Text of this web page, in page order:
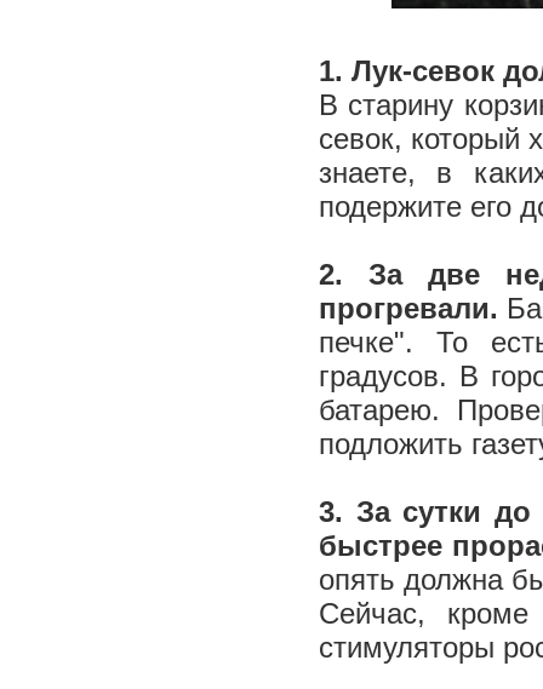
1. Лук-севок
В старину
севок, который
знаете, в
подержите его
2. За две
прогревали.
печке". То
градусов. В
батарею.
подложить
3. За сутки
быстрее
опять должна
Сейчас,
стимуляторы